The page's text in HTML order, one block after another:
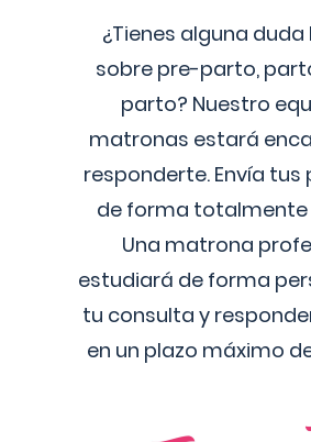
¿Tienes alguna
sobre pre-parto,
parto? Nuestro
matronas estará
responderte. Envía
de forma
Una matrona
estudiará de forma
tu consulta y
en un plazo máximo